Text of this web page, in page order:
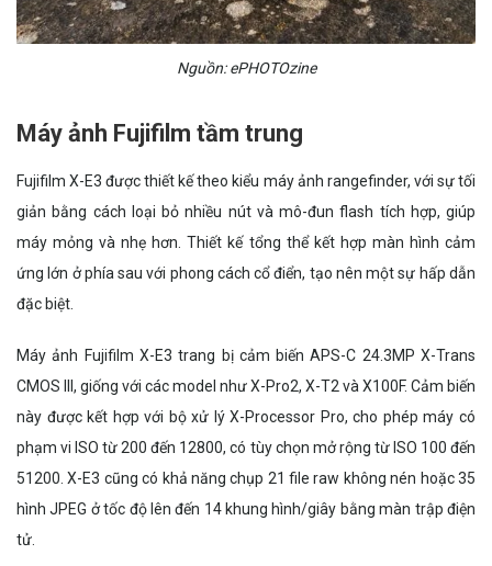
Nguồn: ePHOTOzine
Máy ảnh Fujifilm tầm trung
Fujifilm X-E3 được thiết kế theo kiểu máy ảnh rangefinder, với sự tối
giản bằng cách loại bỏ nhiều nút và mô-đun flash tích hợp, giúp
máy mỏng và nhẹ hơn. Thiết kế tổng thể kết hợp màn hình cảm
ứng lớn ở phía sau với phong cách cổ điển, tạo nên một sự hấp dẫn
đặc biệt.
Máy ảnh Fujifilm X-E3 trang bị cảm biến APS-C 24.3MP X-Trans
CMOS III, giống với các model như X-Pro2, X-T2 và X100F. Cảm biến
này được kết hợp với bộ xử lý X-Processor Pro, cho phép máy có
phạm vi ISO từ 200 đến 12800, có tùy chọn mở rộng từ ISO 100 đến
51200. X-E3 cũng có khả năng chụp 21 file raw không nén hoặc 35
hình JPEG ở tốc độ lên đến 14 khung hình/giây bằng màn trập điện
tử.